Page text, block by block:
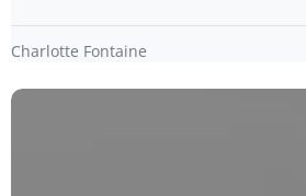
Charlotte Fontaine